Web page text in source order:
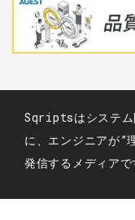
Sqriptsはシステ
に、エンジニアが
発信するメディアで